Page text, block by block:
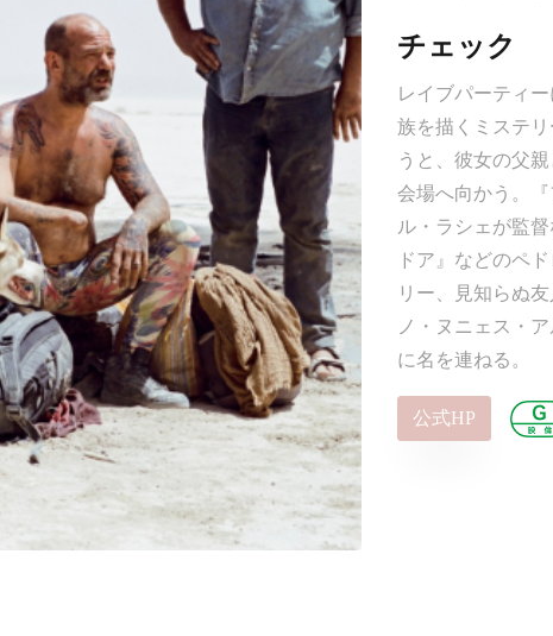
チェック
レイブパーティ
族を描くミステ
うと、彼女の父
会場へ向かう。
ル・ラシェが監
ドア』などのペ
リー、見知らぬ
ノ・ヌニェス・
に名を連ねる。
公式HP